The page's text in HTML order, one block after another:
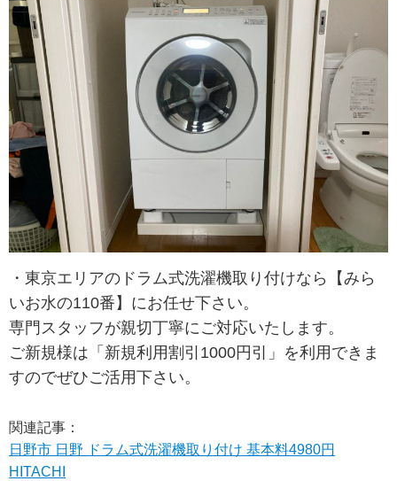
・東京エリアのドラム式洗濯機取り付けなら【みら
いお水の110番】にお任せ下さい。
専門スタッフが親切丁寧にご対応いたします。
ご新規様は「新規利用割引1000円引」を利用できま
すのでぜひご活用下さい。
関連記事：
日野市 日野 ドラム式洗濯機取り付け 基本料4980円
HITACHI